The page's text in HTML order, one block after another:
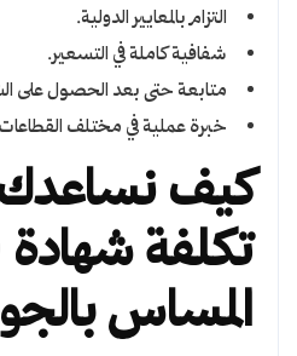
التزام بالمعايير الدولية.
شفافية كاملة في التسعير.
متابعة حتى بعد الحصول على
خبرة عملية في مختلف
كيف نساعدك
المساس